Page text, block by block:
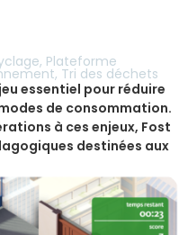
, Plateforme
, Tri des déchets
essentiel pour réduire
de consommation.
à ces enjeux, Fost
destinées aux